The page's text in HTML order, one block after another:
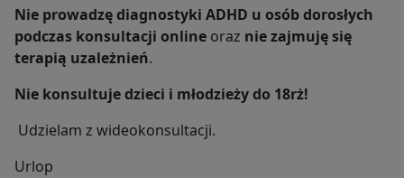
Nie prowadzę diagnostyki ADHD u osób dorosłych
podczas konsultacji online oraz nie zajmuję się
terapią uzależnień.
Nie konsultuje dzieci i młodzieży do 18rż!
Udzielam z wideokonsultacji.
Urlop